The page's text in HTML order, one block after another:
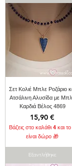
Σετ Κολιέ Μπλε Ροζάριο
Ατσάλινη Αλυσίδα με
Καρδιά Βέλος 4869
Τιμή
15,90 €
Βάζεις στο καλάθι 4 και
είναι δώρο 🎁
Εξαντλήθηκε